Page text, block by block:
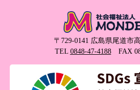
〒729-0141 広島県尾道市
TEL 0848-47-4188FAX